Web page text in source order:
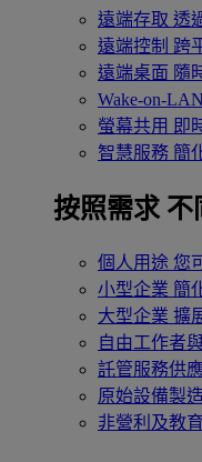
遠端存取 透
遠端控制 跨
遠端桌面 隨
Wake-on-
螢幕共用 即
智慧服務 簡
按照需求 不
個人用途 您
小型企業 簡
大型企業 擴
自由工作者
託管服務供
原始設備製
非營利及教